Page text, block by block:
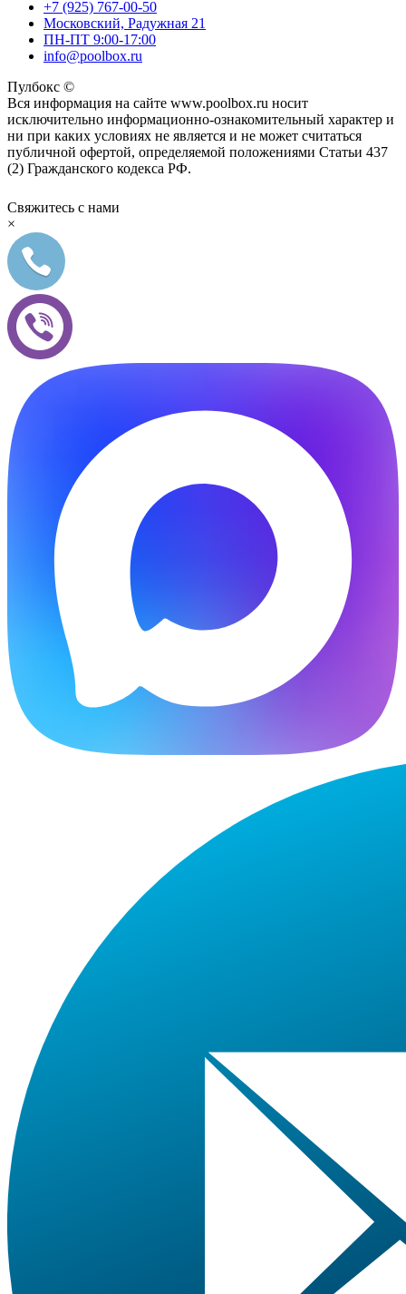
+7 (925) 767-00-50
Московский, Радужная 21
ПН-ПТ 9:00-17:00
info@poolbox.ru
Пулбокс ©
Вся информация на сайте www.poolbox.ru носит
исключительно информационно-ознакомительный характер и
ни при каких условиях не является и не может считаться
публичной офертой, определяемой положениями Статьи 437
(2) Гражданского кодекса РФ.
Свяжитесь с нами
×